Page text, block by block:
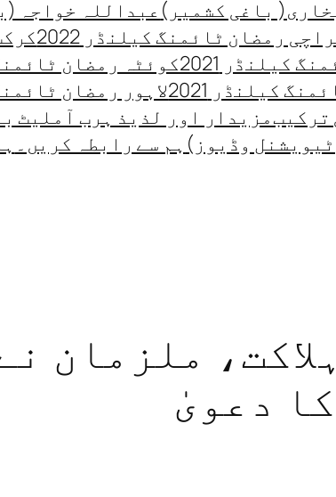
باغی کشمیر) عبداللہ خواجہ
رمضان ٹائمنگ کیلنڈر 2022
کیلنڈر 2021
کوئٹہ رمضان ٹائمنگ
کیلنڈر 2021
لاہور رمضان ٹائمنگ
ترکیبمزیدار اور لذیذ ہرب آملیٹ
وڈیوز) ہم سے رابطہ کریں۔
ملزمان
دعویٰ